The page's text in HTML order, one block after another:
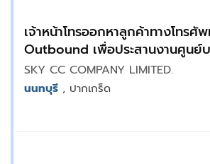
เจ้าหน้าโทรออกหาลูกค้าทางโทร
Outbound เพื่อประสานงานศูนย์
สอบถามความพึงพอใจจากผู้ใช้บริ
SKY CC COMPANY LIMITED.
นนทบุรี , ปากเกร็ด